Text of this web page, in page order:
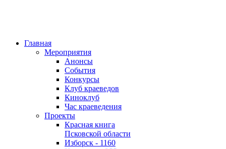
Главная
Мероприятия
Анонсы
События
Конкурсы
Клуб краеведов
Киноклуб
Час краеведения
Проекты
Красная книга
Псковской области
Изборск - 1160